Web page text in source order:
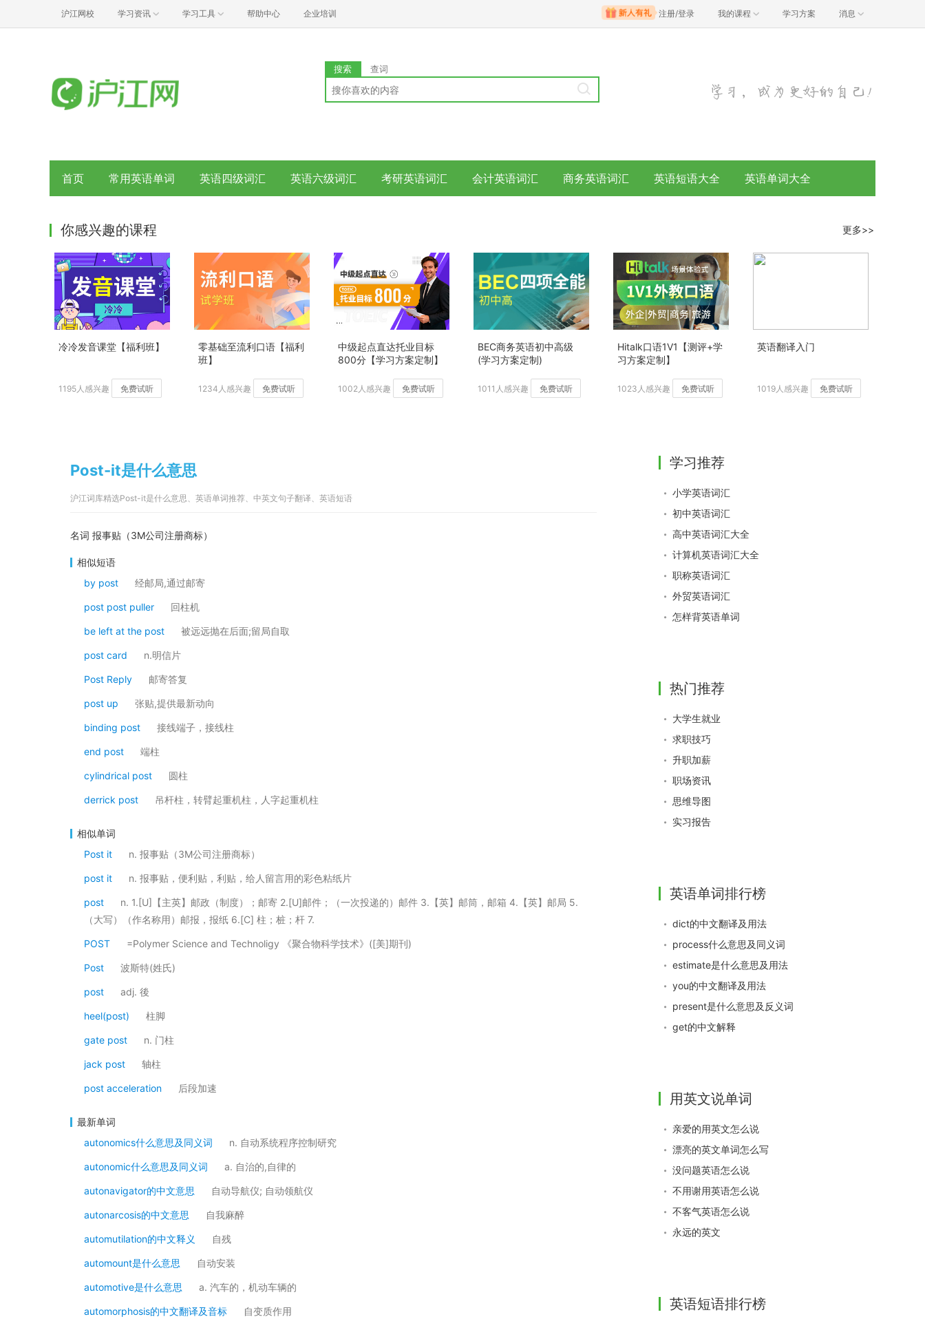
沪江网校 学习资讯 学习工具 帮助中心 企业培训 注册/登录 我的课程 学习方案 消息
搜索 查词
首页 常用英语单词 英语四级词汇 英语六级词汇 考研英语词汇 会计英语词汇 商务英语词汇 英语短语大全 英语单词大全
你感兴趣的课程 更多>>
冷冷发音课堂【福利班】
1195人感兴趣 免费试听
零基础至流利口语【福利
班】
1234人感兴趣 免费试听
中级起点直达托业目标
800分【学习方案定制】
1002人感兴趣 免费试听
BEC商务英语初中高级
(学习方案定制)
1011人感兴趣 免费试听
Hitalk口语1V1【测评+学
习方案定制】
1023人感兴趣 免费试听
英语翻译入门
1019人感兴趣 免费试听
Post-it是什么意思
沪江词库精选Post-it是什么意思、英语单词推荐、中英文句子翻译、英语短语
名词 报事贴（3M公司注册商标）
相似短语
by post
经邮局,通过邮寄
post post puller 回柱机
be left at the post 被远远抛在后面;留局自取
post card n.明信片
Post Reply 邮寄答复
post up 张贴,提供最新动向
binding post 接线端子，接线柱
end post 端柱
cylindrical post 圆柱
derrick post 吊杆柱，转臂起重机柱，人字起重机柱
相似单词
Post it
n. 报事贴（3M公司注册商标）
post it n. 报事贴，便利贴，利贴，给人留言用的彩色粘纸片
post
n. 1.[U]【主英】邮政（制度）；邮寄 2.[U]邮件；（一次投递的）邮件 3.【英】邮筒，邮箱 4.【英】邮局 5.
（大写）（作名称用）邮报，报纸 6.[C] 柱；桩；杆 7.
POST =Polymer Science and Technoligy 《聚合物科学技术》([美]期刊)
Post 波斯特(姓氏)
post adj. 後
heel(post) 柱脚
gate post n. 门柱
jack post 轴柱
post acceleration 后段加速
最新单词
autonomics什么意思及同义词
n. 自动系统程序控制研究
autonomic什么意思及同义词 a. 自治的,自律的
autonavigator的中文意思 自动导航仪; 自动领航仪
autonarcosis的中文意思 自我麻醉
automutilation的中文释义 自残
automount是什么意思 自动安装
automotive是什么意思 a. 汽车的，机动车辆的
automorphosis的中文翻译及音标 自变质作用
学习推荐
小学英语词汇
初中英语词汇
高中英语词汇大全
计算机英语词汇大全
职称英语词汇
外贸英语词汇
怎样背英语单词
热门推荐
大学生就业
求职技巧
升职加薪
职场资讯
思维导图
实习报告
英语单词排行榜
dict的中文翻译及用法
process什么意思及同义词
estimate是什么意思及用法
you的中文翻译及用法
present是什么意思及反义词
get的中文解释
用英文说单词
亲爱的用英文怎么说
漂亮的英文单词怎么写
没问题英语怎么说
不用谢用英语怎么说
不客气英语怎么说
永远的英文
英语短语排行榜